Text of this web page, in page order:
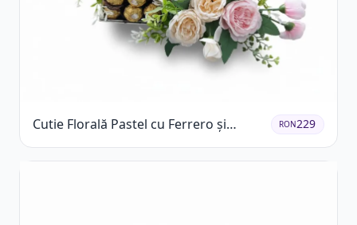
Cutie Florală Pastel cu Ferrero și
Raffaello
RON229